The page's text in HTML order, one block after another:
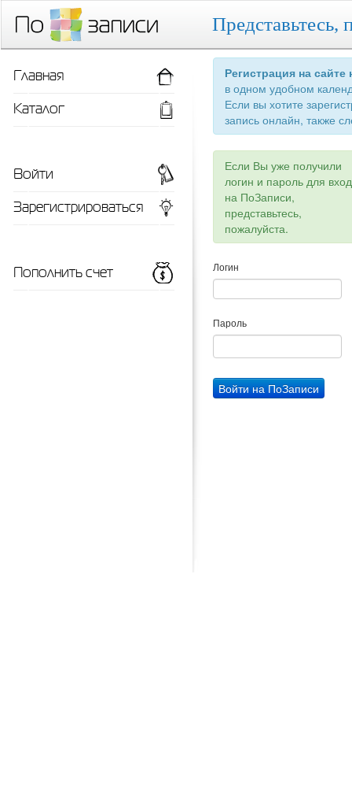
Представьтесь,
Регистрация на
в одном удобном
Если вы хотите
запись онлайн, также
Если Вы уже получили
логин и пароль для
на ПоЗаписи,
представьтесь,
пожалуйста.
Логин
Пароль
Главная
Каталог
Войти
Зарегистрироваться
Пополнить счет